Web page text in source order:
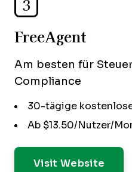
3
FreeAgent
Am besten für
Compliance
30-tägige
Ab $13.50/Nutzer/
Visit Website